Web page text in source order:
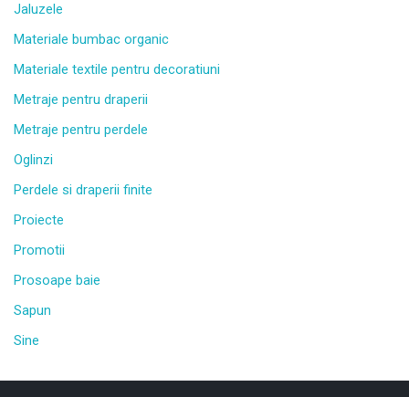
Jaluzele
Materiale bumbac organic
Materiale textile pentru decoratiuni
Metraje pentru draperii
Metraje pentru perdele
Oglinzi
Perdele si draperii finite
Proiecte
Promotii
Prosoape baie
Sapun
Sine